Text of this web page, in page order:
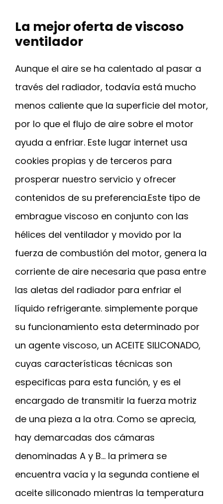
La mejor oferta de viscoso
ventilador
Aunque el aire se ha calentado al pasar a
través del radiador, todavía está mucho
menos caliente que la superficie del motor,
por lo que el flujo de aire sobre el motor
ayuda a enfriar. Este lugar internet usa
cookies propias y de terceros para
prosperar nuestro servicio y ofrecer
contenidos de su preferencia.Este tipo de
embrague viscoso en conjunto con las
hélices del ventilador y movido por la
fuerza de combustión del motor, genera la
corriente de aire necesaria que pasa entre
las aletas del radiador para enfriar el
líquido refrigerante. simplemente porque
su funcionamiento esta determinado por
un agente viscoso, un ACEITE SILICONADO,
cuyas características técnicas son
especificas para esta función, y es el
encargado de transmitir la fuerza motriz
de una pieza a la otra. Como se aprecia,
hay demarcadas dos cámaras
denominadas A y B… la primera se
encuentra vacía y la segunda contiene el
aceite siliconado mientras la temperatura